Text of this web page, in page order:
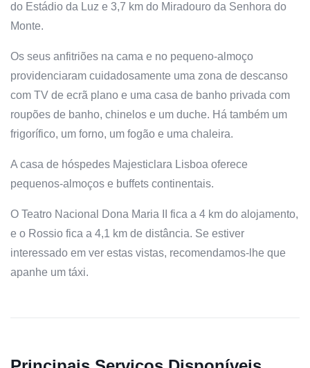
do Estádio da Luz e 3,7 km do Miradouro da Senhora do
Monte.
Os seus anfitriões na cama e no pequeno-almoço
providenciaram cuidadosamente uma zona de descanso
com TV de ecrã plano e uma casa de banho privada com
roupões de banho, chinelos e um duche. Há também um
frigorífico, um forno, um fogão e uma chaleira.
A casa de hóspedes Majesticlara Lisboa oferece
pequenos-almoços e buffets continentais.
O Teatro Nacional Dona Maria II fica a 4 km do alojamento,
e o Rossio fica a 4,1 km de distância. Se estiver
interessado em ver estas vistas, recomendamos-lhe que
apanhe um táxi.